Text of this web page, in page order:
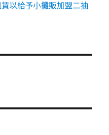
以給予小攤販加盟二抽